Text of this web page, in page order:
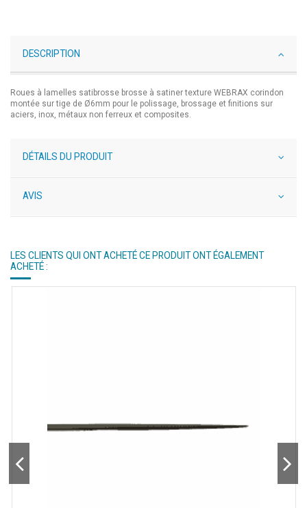
DESCRIPTION
Roues à lamelles satibrosse brosse à satiner texture WEBRAX corindon
montée sur tige de Ø6mm pour le polissage, brossage et finitions sur
aciers, inox, métaux non ferreux et composites.
DÉTAILS DU PRODUIT
AVIS
LES CLIENTS QUI ONT ACHETÉ CE PRODUIT ONT ÉGALEMENT
ACHETÉ :